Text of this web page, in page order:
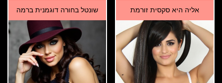
אליה היא סקסית זורמת שונטל בחורה דוגמנית ברמה